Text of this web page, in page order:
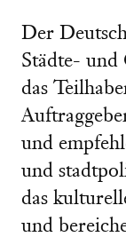
Der
Städte- und
das
und
und
das
und